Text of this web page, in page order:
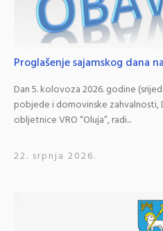
Proglašenje sajamskog dana
Dan 5. kolovoza 2026. godine
pobjede i domovinske zahvalnosti,
obljetnice VRO “Oluja”, radi...
22. srpnja 2026.